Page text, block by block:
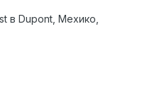
в Dupont, Мехико